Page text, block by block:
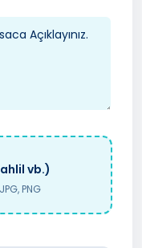
vb.)
PNG